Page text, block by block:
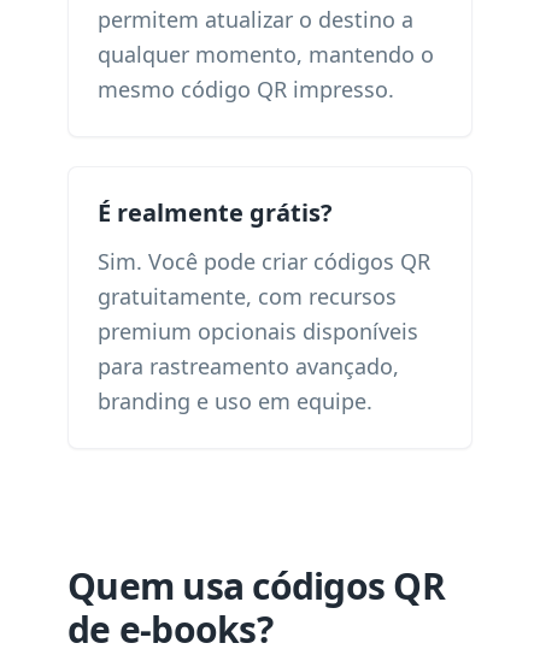
permitem atualizar o destino a
qualquer momento, mantendo o
mesmo código QR impresso.
É realmente grátis?
Sim. Você pode criar códigos QR
gratuitamente, com recursos
premium opcionais disponíveis
para rastreamento avançado,
branding e uso em equipe.
Quem usa códigos QR
de e-books?